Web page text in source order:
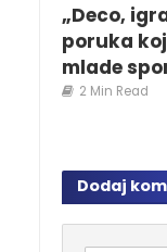
„Deco,
poruka
mlade
2 Min Read
Dodaj